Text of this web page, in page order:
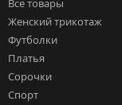
Все товары
Женский трикотаж
Футболки
Платья
Сорочки
Спорт